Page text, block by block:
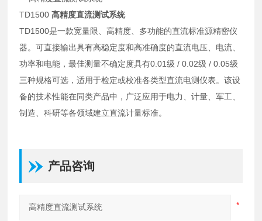
TD1500高精度直流测试系统
TD1500是一款宽量限、高精度、多功能的直流标准源精密仪
器。可直接输出具有高稳定度和高准确度的直流电压、电流、
功率和电能，最佳测量不确定度具有0.01级 / 0.02级 / 0.05级
三种规格可选，适用于检定或校准各类型直流电测仪表。该设
备的技术性能在同类产品中，广泛应用于电力、计量、军工、
制造、科研等各领域建立直流计量标准。
产品咨询